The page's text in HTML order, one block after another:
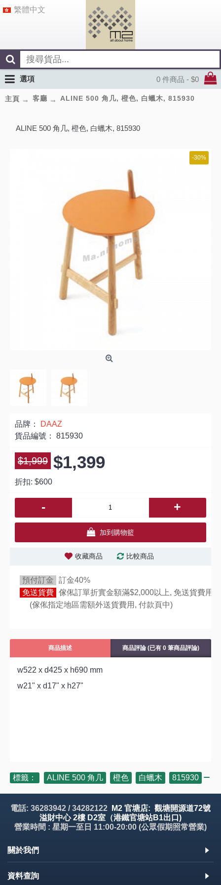
繁體中文
0 件商品 - $0
選項
主頁 客廳 ALINE 500 角几, 橙色, 白蠟木, 815930
ALINE 500 角几, 橙色, 白蠟木, 815930
-30%
品牌：
DAAZ
貨品編號： 815930
$1,999 $1,399
折扣: $600
- +
加到購物籃
收藏商品 比較商品
預付訂金
訂金40%
免送貨費 傢俬訂單折實金額滿$2,000以上, 免送貨費用,
(傢俬指定地區需額外送貨費用, 付款頁中)
商品描述 商品評論 (已有 0 筆商品評論)
w522 x d425 x h690 mm
w21" x d17" x h27"
標籤： ALINE 500 角几 橙色 白蠟木 815930
電話: 36283942 / 34282122
M2 官塘店: 觀塘開源道72號
溢財中心 2樓 D2室（港鐵官塘站B1出口)
營業時間 : 星期一至日 11:00-20:00 (公眾假期照常營業)
關於我們
資料查詢